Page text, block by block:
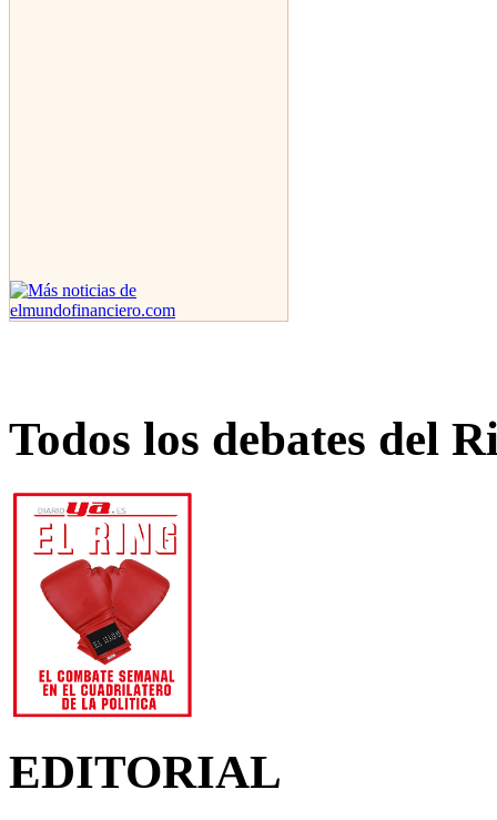
Todos los debates del
EDITORIAL